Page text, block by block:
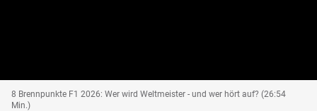
8 Brennpunkte F1 2026: Wer wird Weltmeister - und wer hört auf? (26:54
Min.)